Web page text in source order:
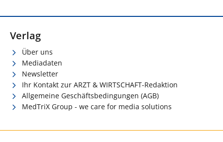
Verlag
Über uns
Mediadaten
Newsletter
Ihr Kontakt zur ARZT & WIRTSCHAFT-Redaktion
Allgemeine Geschäftsbedingungen (AGB)
MedTriX Group - we care for media solutions